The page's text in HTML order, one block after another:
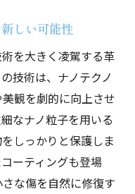
る持続可能なコー
は何か
コフレンドリーな
持続可能な技術
ングの新常識
への挑戦
しい可能性
を大きく凌駕する革
技術は、ナノテクノ
観を劇的に向上させ
なナノ粒子を用いる
しっかりと保護しま
ーティングも登場
な傷を自然に修復す